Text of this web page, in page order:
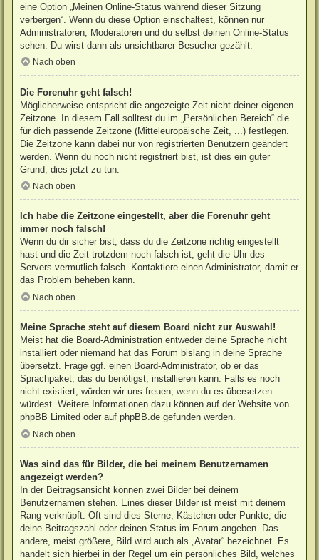
eine Option „Meinen Online-Status während dieser Sitzung
verbergen“. Wenn du diese Option einschaltest, können nur
Administratoren, Moderatoren und du selbst deinen Online-Status
sehen. Du wirst dann als unsichtbarer Besucher gezählt.
Nach oben
Die Forenuhr geht falsch!
Möglicherweise entspricht die angezeigte Zeit nicht deiner eigenen
Zeitzone. In diesem Fall solltest du im „Persönlichen Bereich“ die
für dich passende Zeitzone (Mitteleuropäische Zeit, ...) festlegen.
Die Zeitzone kann dabei nur von registrierten Benutzern geändert
werden. Wenn du noch nicht registriert bist, ist dies ein guter
Grund, dies jetzt zu tun.
Nach oben
Ich habe die Zeitzone eingestellt, aber die Forenuhr geht
immer noch falsch!
Wenn du dir sicher bist, dass du die Zeitzone richtig eingestellt
hast und die Zeit trotzdem noch falsch ist, geht die Uhr des
Servers vermutlich falsch. Kontaktiere einen Administrator, damit er
das Problem beheben kann.
Nach oben
Meine Sprache steht auf diesem Board nicht zur Auswahl!
Meist hat die Board-Administration entweder deine Sprache nicht
installiert oder niemand hat das Forum bislang in deine Sprache
übersetzt. Frage ggf. einen Board-Administrator, ob er das
Sprachpaket, das du benötigst, installieren kann. Falls es noch
nicht existiert, würden wir uns freuen, wenn du es übersetzen
würdest. Weitere Informationen dazu können auf der Website von
phpBB Limited oder aufphpBB.de gefunden werden.
Nach oben
Was sind das für Bilder, die bei meinem Benutzernamen
angezeigt werden?
In der Beitragsansicht können zwei Bilder bei deinem
Benutzernamen stehen. Eines dieser Bilder ist meist mit deinem
Rang verknüpft: Oft sind dies Sterne, Kästchen oder Punkte, die
deine Beitragszahl oder deinen Status im Forum angeben. Das
andere, meist größere, Bild wird auch als „Avatar“ bezeichnet. Es
handelt sich hierbei in der Regel um ein persönliches Bild, welches